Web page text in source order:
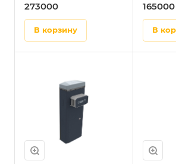
273000
в корзину
165000
в